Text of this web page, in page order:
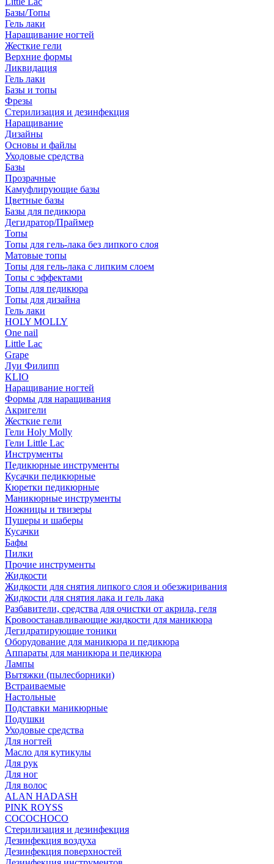
Базы/Топы
Гель лаки
Наращивание ногтей
Жесткие гели
Верхние формы
Ликвидация
Гель лаки
Базы и топы
Фрезы
Стерилизация и дезинфекция
Наращивание
Дизайны
Основы и файлы
Уходовые средства
Базы
Прозрачные
Камуфлирующие базы
Цветные базы
Базы для педикюра
Дегидратор/Праймер
Топы
Топы для гель-лака без липкого слоя
Матовые топы
Топы для гель-лака с липким слоем
Топы с эффектами
Топы для педикюра
Топы для дизайна
Гель лаки
HOLY MOLLY
One nail
Little Lac
Grape
Луи Филипп
KLIO
Наращивание ногтей
Формы для наращивания
Акригели
Жесткие гели
Гели Holy Molly
Гели Little Lac
Инструменты
Педикюрные инструменты
Кусачки педикюрные
Кюретки педикюрные
Маникюрные инструменты
Ножницы и твизеры
Пушеры и шаберы
Кусачки
Бафы
Пилки
Прочие инструменты
Жидкости
Жидкости для снятия липкого слоя и обезжиривания
Жидкости для снятия лака и гель лака
Разбавители, средства для очистки от акрила, геля
Кровоостанавливающие жидкости для маникюра
Дегидратирующие тоники
Оборудование для маникюра и педикюра
Аппараты для маникюра и педикюра
Лампы
Вытяжки (пылесборники)
Встраиваемые
Настольные
Подставки маникюрные
Подушки
Уходовые средства
Для ногтей
Масло для кутикулы
Для рук
Для ног
Для волос
ALAN HADASH
PINK ROYSS
COCOCHOCO
Стерилизация и дезинфекция
Дезинфекция воздуха
Дезинфекция поверхностей